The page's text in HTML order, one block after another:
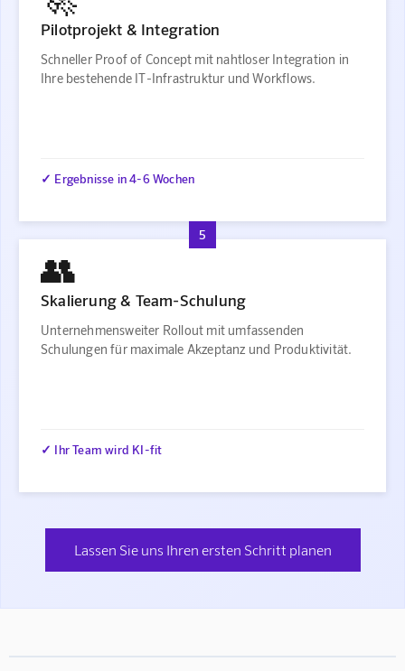
Pilotprojekt & Integration
Schneller Proof of Concept mit nahtloser Integration in
Ihre bestehende IT-Infrastruktur und Workflows.
✓ Ergebnisse in 4-6 Wochen
5
👥
Skalierung & Team-Schulung
Unternehmensweiter Rollout mit umfassenden
Schulungen für maximale Akzeptanz und Produktivität.
✓ Ihr Team wird KI-fit
Lassen Sie uns Ihren ersten Schritt planen